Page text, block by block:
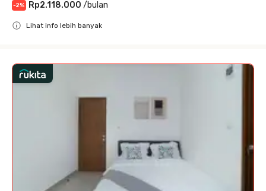
-2% Rp2.118.000 /bulan
Lihat info lebih banyak